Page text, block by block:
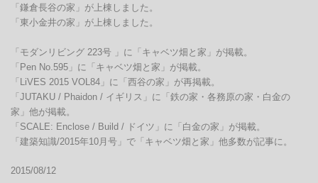
「鎌倉長谷の家」が上棟しました。
「東小金井の家」が上棟しました。
「モダンリビング 223号 」に「キャベツ畑と家」が掲載。
「Pen No.595」に「キャベツ畑と家」が掲載。
「LiVES 2015 VOL84」に「西谷の家」が再掲載。
「JUTAKU / Phaidon / イギリス」に「鉄の家・各務原の家・白金の
家」他が掲載。
「SCALE: Enclose / Build / ドイツ」に「白金の家」が掲載。
「建築知識/2015年10月号」で「キャベツ畑と家」他多数が記事に。
2015/08/12